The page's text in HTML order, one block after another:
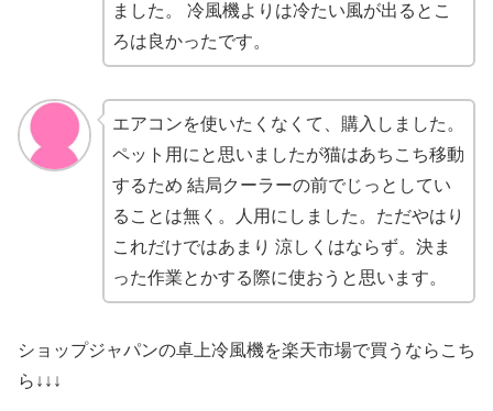
ました。 冷風機よりは冷たい風が出るとこ
ろは良かったです。
エアコンを使いたくなくて、購入しました。
ペット用にと思いましたが猫はあちこち移動
するため 結局クーラーの前でじっとしてい
ることは無く。人用にしました。ただやはり
これだけではあまり 涼しくはならず。決ま
った作業とかする際に使おうと思います。
ショップジャパンの卓上冷風機を楽天市場で買うならこち
ら↓↓↓